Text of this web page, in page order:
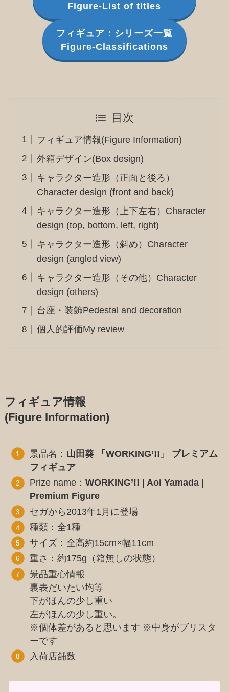
Figure-List of titles
フィギュア：シリーズ一覧
Figure-Classifications
目次
フィギュア情報(Figure Information)
外箱デザイン(Box design)
キャラクター造形（正面と後ろ）
Character design (front and back)
キャラクター造形（上下左右）Character
design (top, bottom, left, right)
キャラクター造形（斜め）Character
design (angled view)
キャラクター造形（その他）Character
design (others)
台座・装飾Pedestal and decoration
個人的評価My review
フィギュア情報
(Figure Information)
景品名： 山田葵 「WORKING’!!」 プレミアム
フィギュア
Prize name：WORKING’!! | Aoi Yamada |
Premium Figure
セガから2013年1月に登場
種類：全1種
サイズ：全高約15cm×幅11cm
重さ：約175g（箱無しの状態）
景品重心情報
裏表だいたい均等
下がほんの少し重い
左がほんの少し重い。
※個体差があると思います ※中身がブリスタ
ーです
入荷店舗数